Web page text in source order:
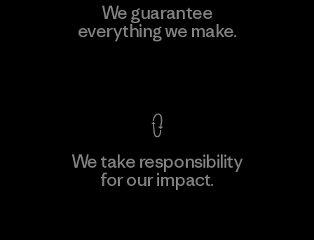
We guarantee
everything we make.
We take responsibility
for our impact.